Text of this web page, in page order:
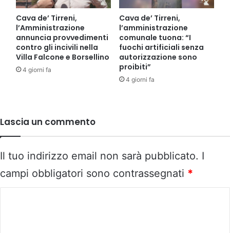
Cava de’ Tirreni,
l’Amministrazione
annuncia provvedimenti
contro gli incivili nella
Villa Falcone e Borsellino
4 giorni fa
Cava de’ Tirreni,
l’amministrazione
comunale tuona: “I
fuochi artificiali senza
autorizzazione sono
proibiti”
4 giorni fa
Lascia un commento
Il tuo indirizzo email non sarà pubblicato. I
campi obbligatori sono contrassegnati *